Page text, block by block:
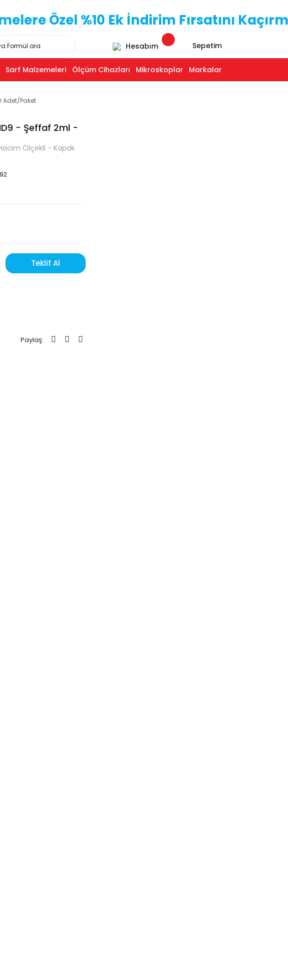
Özel %10 Ek İndirim Fırsatını
Hesabım Sepetim
Sarf Malzemeleri Ölçüm Cihazları Mikroskoplar Markalar
Adet/Paket
- Şeffaf 2ml -
Ölçekli - Kapak
Teklif Al
Paylaş: